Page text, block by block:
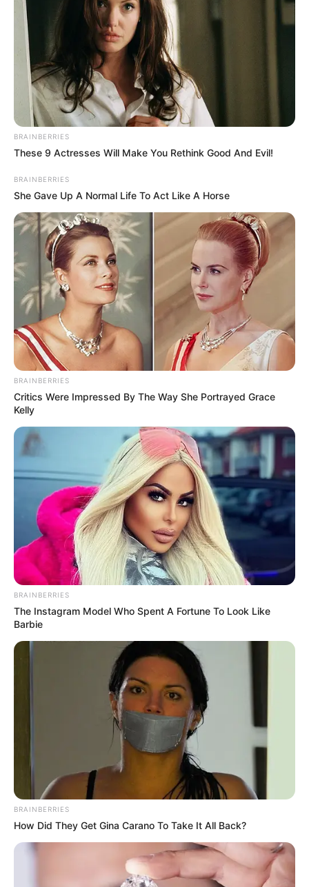
BRAINBERRIES
These 9 Actresses Will Make You Rethink Good And Evil!
BRAINBERRIES
She Gave Up A Normal Life To Act Like A Horse
BRAINBERRIES
Critics Were Impressed By The Way She Portrayed Grace
Kelly
BRAINBERRIES
The Instagram Model Who Spent A Fortune To Look Like
Barbie
BRAINBERRIES
How Did They Get Gina Carano To Take It All Back?